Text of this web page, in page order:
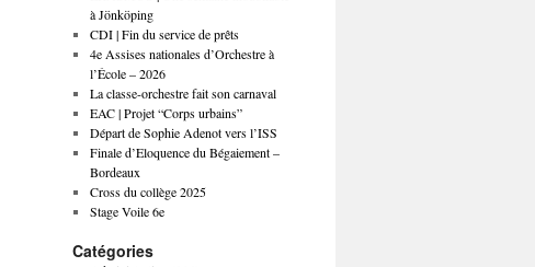
à Jönköping
CDI | Fin du service de prêts
4e Assises nationales d’Orchestre à
l’École – 2026
La classe-orchestre fait son carnaval
EAC | Projet “Corps urbains”
Départ de Sophie Adenot vers l’ISS
Finale d’Eloquence du Bégaiement –
Bordeaux
Cross du collège 2025
Stage Voile 6e
Catégories